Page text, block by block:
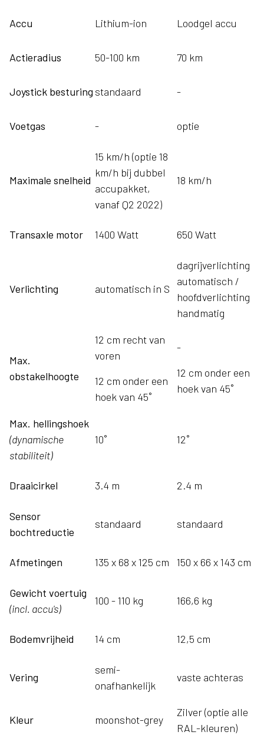
Accu Lithium-ion Loodgel accu
Actieradius 50-100 km 70 km
Joystick besturing standaard -
Voetgas - optie
Maximale snelheid
15 km/h (optie 18
km/h bij dubbel
accupakket,
vanaf Q2 2022)
18 km/h
Transaxle motor 1400 Watt 650 Watt
Verlichting automatisch in S
dagrijverlichting
automatisch /
hoofdverlichting
handmatig
Max.
obstakelhoogte
12 cm recht van
voren
12 cm onder een
hoek van 45˚
-
12 cm onder een
hoek van 45˚
Max. hellingshoek
(dynamische
stabiliteit)
10˚ 12˚
Draaicirkel 3.4 m 2.4 m
Sensor
bochtreductie
standaard standaard
Afmetingen 135 x 68 x 125 cm 150 x 66 x 143 cm
Gewicht voertuig
(incl. accu's)
100 - 110 kg 166,6 kg
Bodemvrijheid 14 cm 12,5 cm
Vering
semi-
onafhankelijk
vaste achteras
Kleur moonshot-grey
Zilver (optie alle
RAL-kleuren)